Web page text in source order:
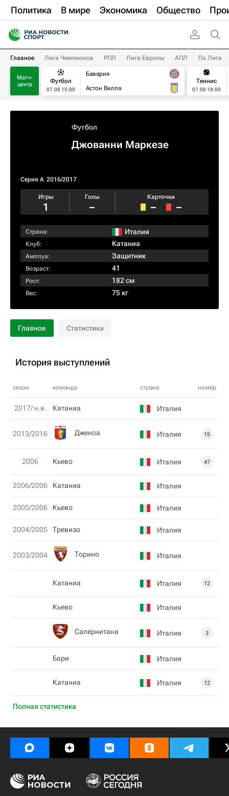
Политика В мире Экономика Общество
Главное Лига Чемпионов РПЛ Лига Европы АПЛ Ла Лига
Матч-
центр
Футбол
07.08 15:00
Бавария
Астон Вилла
Теннис
07.08 18:00
Футбол
Джованни Маркезе
Серия А 2016/2017
Игры
1
Голы
–
Карточки
– –
Страна: Италия
Клуб: Катаниа
Амплуа: Защитник
Возраст: 41
Рост: 182 см
Вес: 75 кг
Главное Статистика
История выступлений
сезон команда страна номер
Полная статистика
2017/ н.в. Катаниа Италия
2013/2016 Дженоа Италия 15
2006 Кьево Италия 47
2006/2006 Катаниа Италия
2005/2006 Кьево Италия
2004/2005 Тревизо Италия
2003/2004 Торино Италия
Катаниа Италия 12
Кьево Италия
Салернитана Италия 3
Бари Италия
Катаниа Италия 12